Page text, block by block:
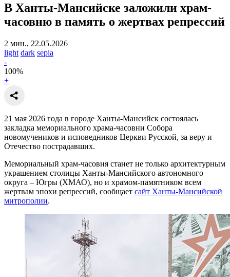
В Ханты-Мансийске заложили храм-
часовню в память о жертвах репрессий
2 мин., 22.05.2026
light dark sepia
-
100%
+
21 мая 2026 года в городе Ханты-Мансийск состоялась
закладка мемориального храма-часовни Собора
новомучеников и исповедников Церкви Русской, за веру и
Отечество пострадавших.
Мемориальный храм-часовня станет не только архитектурным
украшением столицы Ханты-Мансийского автономного
округа – Югры (ХМАО), но и храмом-памятником всем
жертвам эпохи репрессий, сообщает сайт Ханты-Мансийской
митрополии.